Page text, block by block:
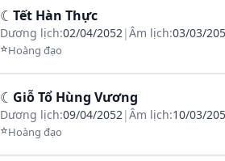
☾ Tết Hàn Thực
Dương lịch:02/04/2052|Âm lịch:03/03/
⭐Hoàng đạo
☾ Giỗ Tổ Hùng Vương
Dương lịch:09/04/2052|Âm lịch:10/03/
⭐Hoàng đạo